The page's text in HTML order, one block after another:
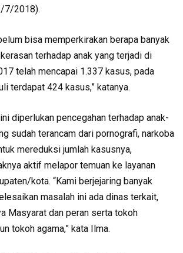
7/2018).
bisa memperkirakan berapa banyak
terhadap anak yang terjadi di
telah mencapai 1.337 kasus, pada
terdapat 424 kasus,” katanya.
diperlukan pencegahan terhadap anak-
sudah terancam dari pornografi, narkoba
mereduksi jumlah kasusnya,
aktif melapor temuan ke layanan
kota. “Kami berjejaring banyak
masalah ini ada dinas terkait,
Masyarat dan peran serta tokoh
tokoh agama,” kata Ilma.